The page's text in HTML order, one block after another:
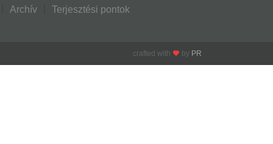
Archív Terjesztési pontok
crafted with by PR